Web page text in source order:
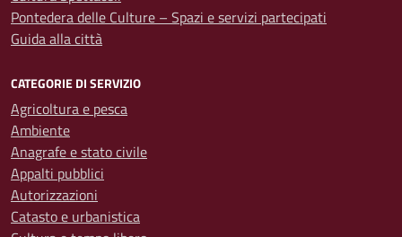
Pontedera delle Culture – Spazi e servizi partecipati
Guida alla città
CATEGORIE DI SERVIZIO
Agricoltura e pesca
Ambiente
Anagrafe e stato civile
Appalti pubblici
Autorizzazioni
Catasto e urbanistica